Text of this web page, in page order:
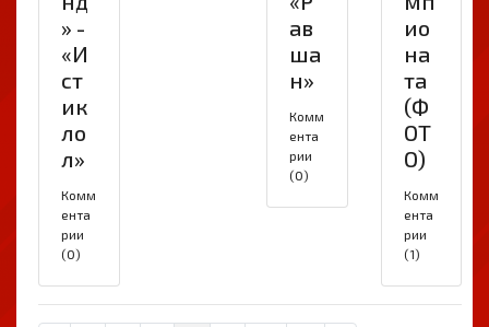
» -
«И
ст
ик
ло
л»
Комм
ента
рии
(0)
ав
ша
н»
Комм
ента
рии
(0)
ио
на
та
(Ф
ОТ
О)
Комм
ента
рии
(1)